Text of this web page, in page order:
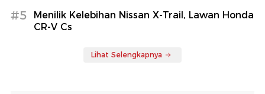
#5
Menilik Kelebihan Nissan X-Trail, Lawan Honda
CR-V Cs
Lihat Selengkapnya